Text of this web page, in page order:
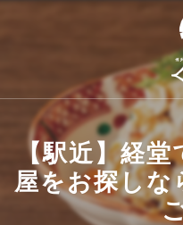
【駅近】経
屋をお探しな